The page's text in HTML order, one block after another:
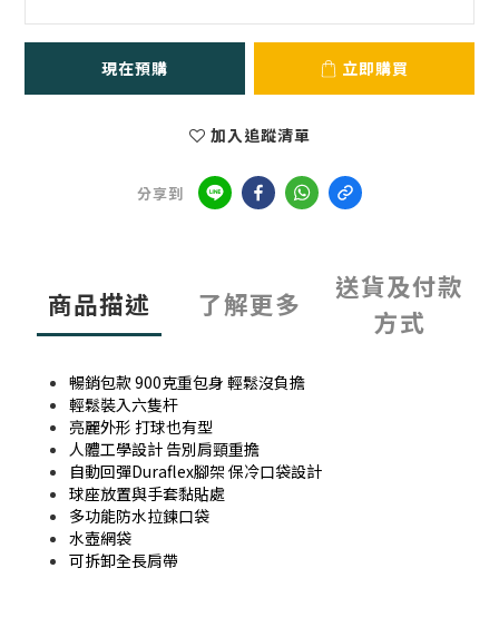
現在預購 立即購買
加入追蹤清單
分享到
商品描述 了解更多
送貨及付款
方式
暢銷包款 900克重包身 輕鬆沒負擔
輕鬆裝入六隻杆
亮麗外形 打球也有型
人體工學設計 告別肩頸重擔
自動回彈Duraflex腳架 保冷口袋設計
球座放置與手套黏貼處
多功能防水拉鍊口袋
水壺網袋
可拆卸全長肩帶